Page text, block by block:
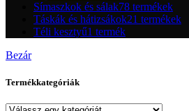
Símaszkok és sálak78 termékek
Táskák és hátizsákok21 termékek
Téli kesztyű1 termék
Bezár
Termékkategóriák